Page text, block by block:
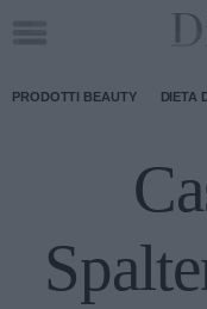
PRODOTTI BEAUTY DIETA